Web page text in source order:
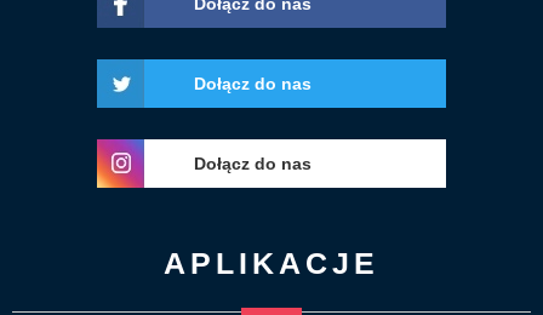
Dołącz do nas
Dołącz do nas
APLIKACJE